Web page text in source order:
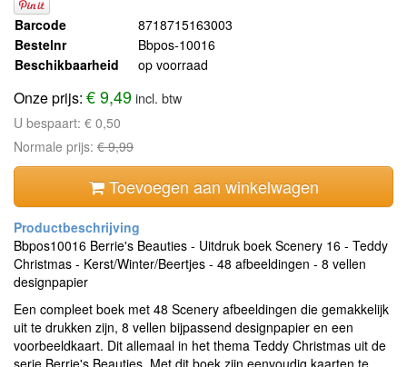
Barcode
8718715163003
Bestelnr
Bbpos-10016
Beschikbaarheid
op voorraad
Onze prijs: € 9,49incl. btw
U bespaart: € 0,50
Normale prijs: € 9,99
Toevoegen aan winkelwagen
Bbpos10016 Berrie's Beauties - Uitdruk boek Scenery 16 - Teddy
Christmas - Kerst/Winter/Beertjes - 48 afbeeldingen - 8 vellen
designpapier
Een compleet boek met 48 Scenery afbeeldingen die gemakkelijk
uit te drukken zijn, 8 vellen bijpassend designpapier en een
voorbeeldkaart. Dit allemaal in het thema Teddy Christmas uit de